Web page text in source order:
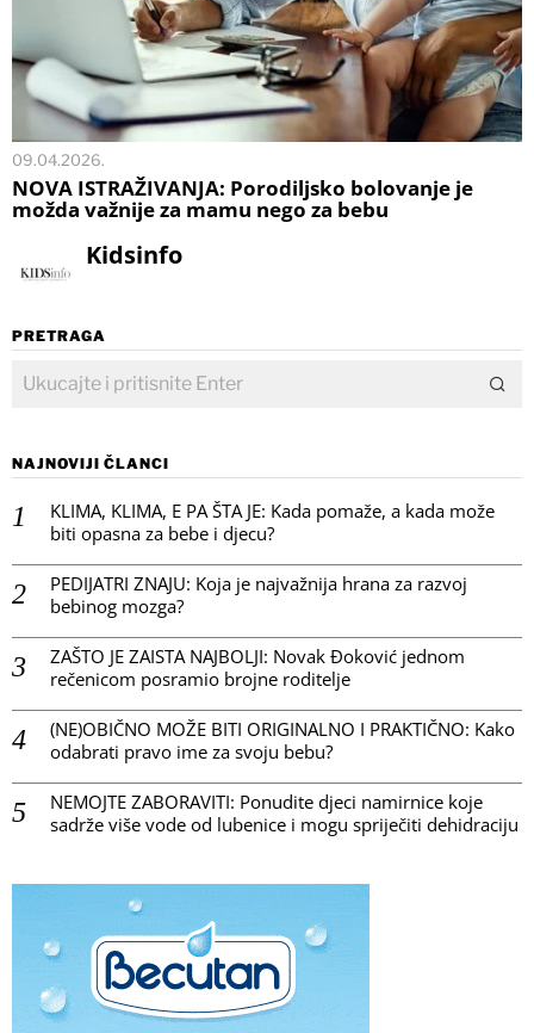
09.04.2026.
NOVA ISTRAŽIVANJA: Porodiljsko bolovanje je
možda važnije za mamu nego za bebu
Kidsinfo
PRETRAGA
NAJNOVIJI ČLANCI
KLIMA, KLIMA, E PA ŠTA JE: Kada pomaže, a kada može
biti opasna za bebe i djecu?
PEDIJATRI ZNAJU: Koja je najvažnija hrana za razvoj
bebinog mozga?
ZAŠTO JE ZAISTA NAJBOLJI: Novak Đoković jednom
rečenicom posramio brojne roditelje
(NE)OBIČNO MOŽE BITI ORIGINALNO I PRAKTIČNO: Kako
odabrati pravo ime za svoju bebu?
NEMOJTE ZABORAVITI: Ponudite djeci namirnice koje
sadrže više vode od lubenice i mogu spriječiti dehidraciju